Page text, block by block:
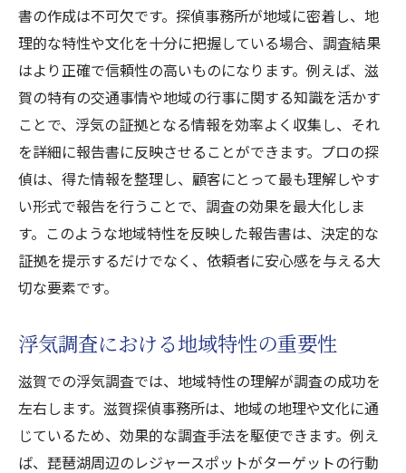
書の作成は不可欠です。探偵事務所が地域に密着し、地
理的な特性や文化を十分に把握している場合、調査結果
はより正確で信頼性の高いものになります。例えば、滋
賀の特有の交通事情や地域の行事に関する知識を活かす
ことで、浮気の証拠となる情報を効率よく収集し、それ
を詳細に報告書に反映させることができます。プロの探
偵は、得た情報を整理し、顧客にとって最も理解しやす
い形式で報告を行うことで、調査の効果を最大化しま
す。このような地域特性を反映した報告書は、決定的な
証拠を提示するだけでなく、依頼者に安心感を与える大
切な要素です。
浮気調査における地域特性の重要性
滋賀での浮気調査では、地域特性の理解が調査の成功を
左右します。滋賀探偵事務所は、地域の地理や文化に通
じているため、効果的な調査手法を駆使できます。例え
ば、琵琶湖周辺のレジャースポットがターゲットの行動